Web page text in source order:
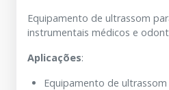
Equipamento de ultrassom
instrumentais médicos e
Aplicações:
Equipamento de